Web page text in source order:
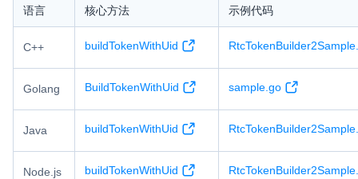
控制台
低代码集成、灵活定制、超低延时的音视频会议
语言 核心方法 示例代码
C++ buildTokenWithUid
Golang BuildTokenWithUid sample.go
Java buildTokenWithUid
Node.js buildTokenWithUid